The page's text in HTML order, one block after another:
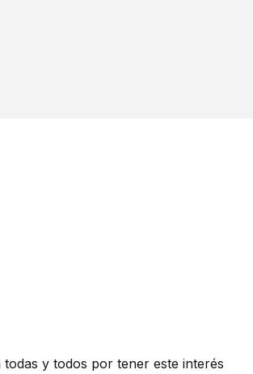
todas y todos por tener este interés